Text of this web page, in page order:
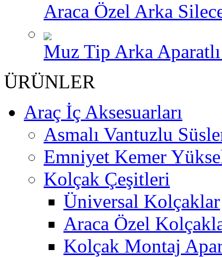
Araca Özel Arka
Muz Tip Arka
ÜRÜNLER
Araç İç Aksesuarları
Asmalı Vantuzlu
Emniyet Kemer
Kolçak Çeşitleri
Üniversal Kolçaklar
Araca Özel
Kolçak Montaj